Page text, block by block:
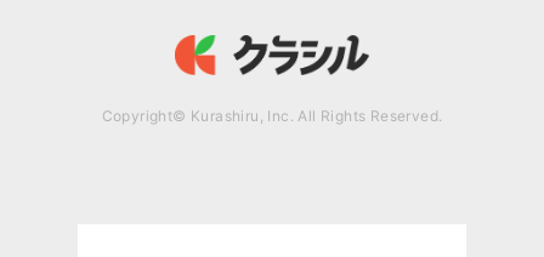
Copyright© Kurashiru, Inc. All Rights Reserved.